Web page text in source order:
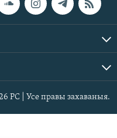
РС | Усе правы захаваныя.